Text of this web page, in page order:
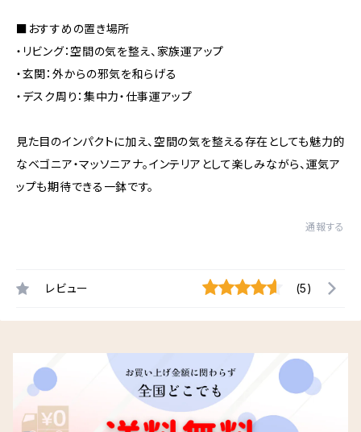
■おすすめの置き場所
・リビング：空間の気を整え、家族運アップ
・玄関：外からの邪気を和らげる
・デスク周り：集中力・仕事運アップ
見た目のインパクトに加え、空間の気を整える存在としても魅力的
なベゴニア・マッソニアナ。インテリアとして楽しみながら、運気ア
ップも期待できる一鉢です。
通報する
レビュー (5)